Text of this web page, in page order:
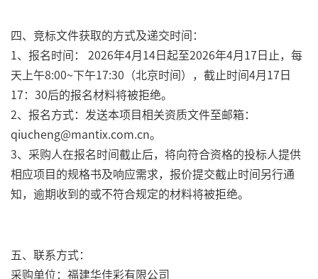
四、竞标文件获取的方式及递交时间：
1、报名时间： 2026年4月14日起至2026年4月17日止，每
天上午8:00~下午17:30（北京时间），截止时间4月17日
17：30后的报名材料将被拒绝。
2、报名方式：发送本项目相关资质文件至邮箱：
qiucheng@mantix.com.cn。
3、采购人在报名时间截止后，将向符合资格的投标人提供
相应项目的规格书及响应需求，报价提交截止时间另行通
知，逾期收到的或不符合规定的材料将被拒绝。
五、联系方式：
采购单位：福建华佳彩有限公司